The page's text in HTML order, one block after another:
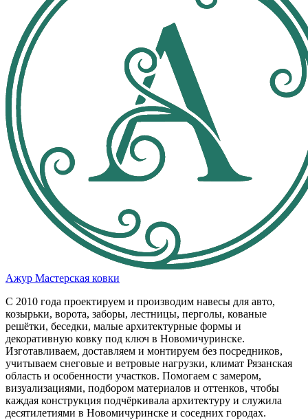
Ажур Мастерская ковки
С 2010 года проектируем и производим навесы для авто,
козырьки, ворота, заборы, лестницы, перголы, кованые
решётки, беседки, малые архитектурные формы и
декоративную ковку под ключ в Новомичуринске.
Изготавливаем, доставляем и монтируем без посредников,
учитываем снеговые и ветровые нагрузки, климат Рязанская
область и особенности участков. Помогаем с замером,
визуализациями, подбором материалов и оттенков, чтобы
каждая конструкция подчёркивала архитектуру и служила
десятилетиями в Новомичуринске и соседних городах.